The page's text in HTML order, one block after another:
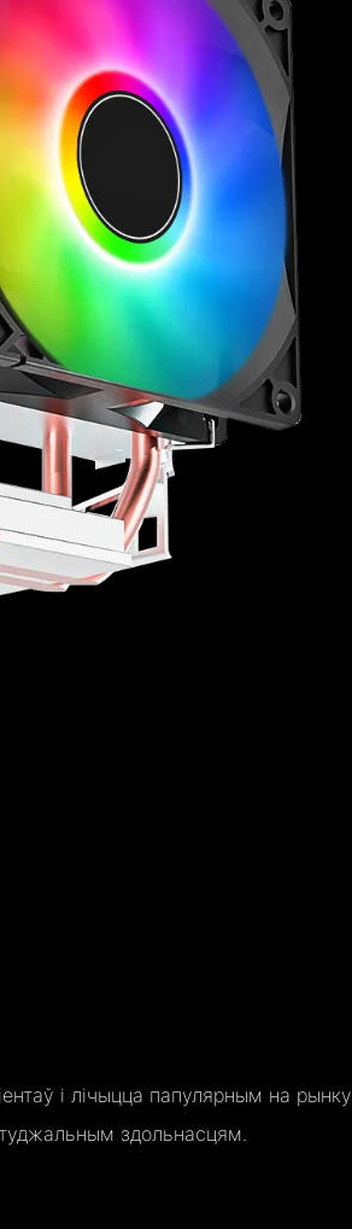
і лічыцца папулярным на рынку
здольнасцям.